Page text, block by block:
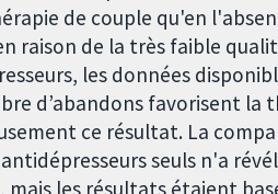
de couple qu'en
raison de la très faible
les données
d’abandons favorisent la
ce résultat. La
seuls n'a
les résultats étaient